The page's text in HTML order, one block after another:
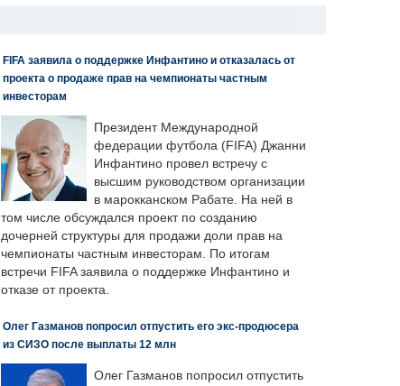
FIFA заявила о поддержке Инфантино и отказалась от
проекта о продаже прав на чемпионаты частным
инвесторам
Президент Международной
федерации футбола (FIFA) Джанни
Инфантино провел встречу с
высшим руководством организации
в марокканском Рабате. На ней в
том числе обсуждался проект по созданию
дочерней структуры для продажи доли прав на
чемпионаты частным инвесторам. По итогам
встречи FIFA заявила о поддержке Инфантино и
отказе от проекта.
Олег Газманов попросил отпустить его экс-продюсера
из СИЗО после выплаты 12 млн
Олег Газманов попросил отпустить